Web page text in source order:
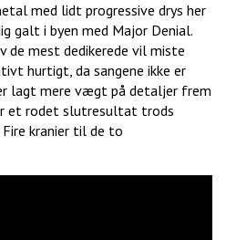
med lidt progressive drys her
galt i byen med Major Denial.
mest dedikerede vil miste
hurtigt, da sangene ikke er
lagt mere vægt på detaljer frem
et rodet slutresultat trods
kranier til de to